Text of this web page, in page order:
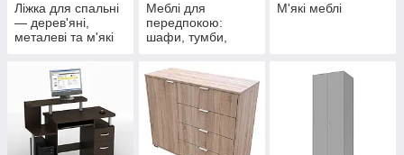
Ліжка для спальні
— дерев'яні,
металеві та м'які
Меблі для
передпокою:
шафи, тумби,
банкетки
М'які меблі